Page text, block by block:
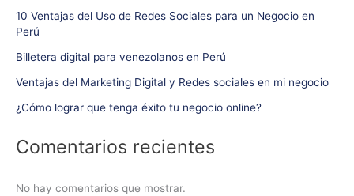
10 Ventajas del Uso de Redes Sociales para un Negocio en
Perú
Billetera digital para venezolanos en Perú
Ventajas del Marketing Digital y Redes sociales en mi negocio
¿Cómo lograr que tenga éxito tu negocio online?
Comentarios recientes
No hay comentarios que mostrar.